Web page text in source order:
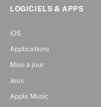
LOGICIELS & APPS
iOS
Applications
Mise à jour
Jeux
Apple Music